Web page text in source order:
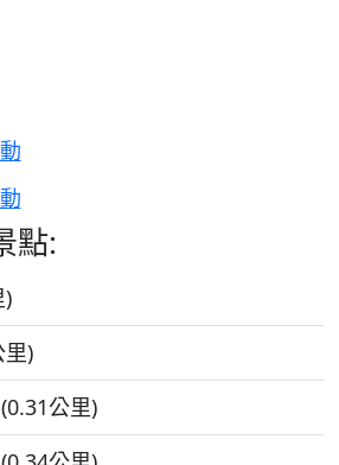
點:
)
公里)